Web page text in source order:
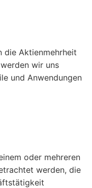
die Aktienmehrheit
wir uns
und Anwendungen
oder mehreren
werden, die